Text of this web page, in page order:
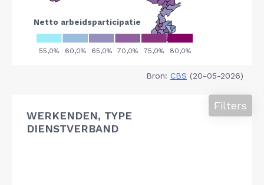
Bron: CBS (20-05-2026)
WERKENDEN, TYPE
DIENSTVERBAND
Filters